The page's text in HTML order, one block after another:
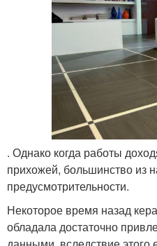
. Однако когда работы
прихожей, большинство из
предусмотрительности.
Некоторое время назад
обладала достаточно